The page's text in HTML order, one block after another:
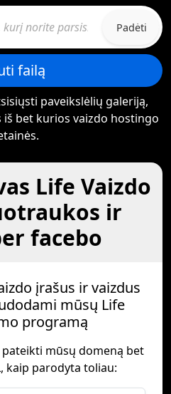
Padėti
failą
paveikslėlių galeriją,
bet kurios vaizdo hostingo
Life Vaizdo
ir
facebo
įrašus ir vaizdus
mūsų Life
programą
mūsų domeną bet
kaip parodyta toliau: